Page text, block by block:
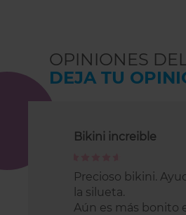
OPINIONES
DEJA TU
Bikini increible
Precioso bikini.
la silueta.
Aún es más bonito